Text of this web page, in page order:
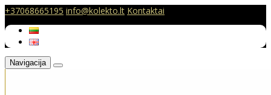
+37068665195 info@kolekto.lt Kontaktai
Navigacija